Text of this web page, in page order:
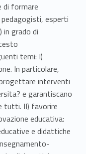
di formare
esperti
in grado di
temi: I)
In particolare,
interventi
e garantiscano
tutti. II) favorire
educativa:
e didattiche